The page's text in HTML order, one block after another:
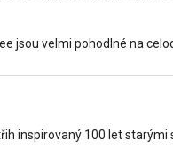
jsou velmi pohodlné na
inspirovaný 100 let starými